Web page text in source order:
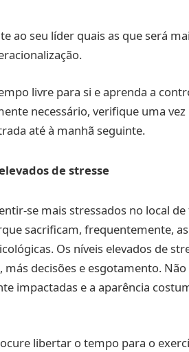
ao seu líder quais as que será
livre para si e aprenda a
necessário, verifique uma
até à manhã seguinte.
de stresse
se mais stressados no local
sacrificam, frequentemente,
Os níveis elevados de
decisões e esgotamento.
impactadas e a aparência
libertar o tempo para o